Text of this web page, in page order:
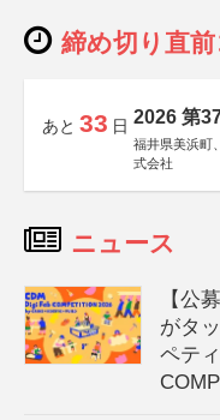
締め切り直
あと 33 日 2026 第
福井県美浜町
式会社
ニュース
【公
がタ
ペテ